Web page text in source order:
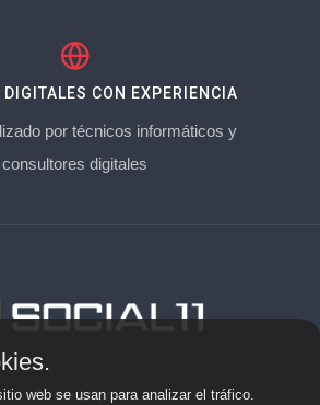
DIGITALES CON EXPERIENCIA
por técnicos informáticos y
consultores digitales
Aviso Legal
web se usan para analizar el tráfico.